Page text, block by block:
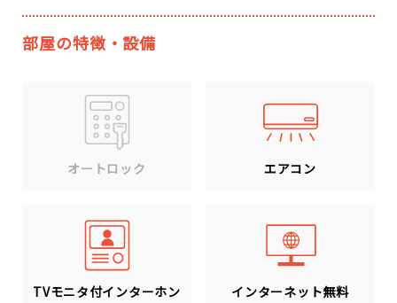
部屋の特徴・設備
オートロック エアコン
TVモニタ付インターホン インターネット無料